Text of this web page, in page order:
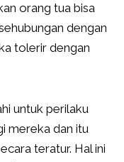
orang tua bisa
dengan
tolerir dengan
untuk perilaku
mereka dan itu
teratur. Hal ini